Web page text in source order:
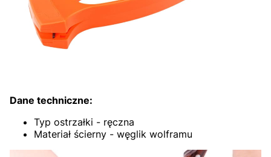
Dane techniczne:
Typ ostrzałki - ręczna
Materiał ścierny - węglik wolframu